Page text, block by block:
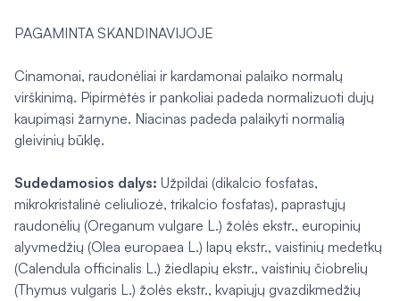
PAGAMINTA SKANDINAVIJOJE
Cinamonai, raudonėliai ir kardamonai palaiko normalų
virškinimą. Pipirmėtės ir pankoliai padeda normalizuoti dujų
kaupimąsi žarnyne. Niacinas padeda palaikyti normalią
gleivinių būklę.
Sudedamosios dalys: Užpildai (dikalcio fosfatas,
mikrokristalinė celiuliozė, trikalcio fosfatas), paprastųjų
raudonėlių (Oreganum vulgare L.) žolės ekstr., europinių
alyvmedžių (Olea europaea L.) lapų ekstr., vaistinių medetkų
(Calendula officinalis L.) žiedlapių ekstr., vaistinių čiobrelių
(Thymus vulgaris L.) žolės ekstr., kvapiųjų gvazdikmedžių